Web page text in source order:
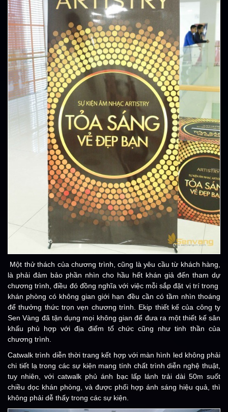
Một thử thách của chương trình, cũng là yêu cầu từ khách hàng,
là phải đảm bảo phần nhìn cho hầu hết khán giả đến tham dự
chương trình, điều đó đồng nghĩa với việc mỗi sắp đặt vị trí trong
khán phòng có không gian giới hạn đều cần có tầm nhìn thoáng
để thưởng thức trọn vẹn chương trình. Ekip thiết kế của công ty
Sen Vàng đã tận dụng mọi không gian để đưa ra một thiết kế sân
khấu phù hợp với địa điểm tổ chức cũng như tinh thần của
chương trình.
Catwalk trình diễn thời trang kết hợp với màn hình led không phải
chi tiết lạ trong các sự kiện mang tính chất trình diễn nghệ thuật,
tuy nhiên, với catwalk phủ ánh bạc lấp lánh trải dài 50m suốt
chiều dọc khán phòng, và được phối hợp ánh sáng hiệu quả, thì
không phải dễ thấy trong các sự kiện.